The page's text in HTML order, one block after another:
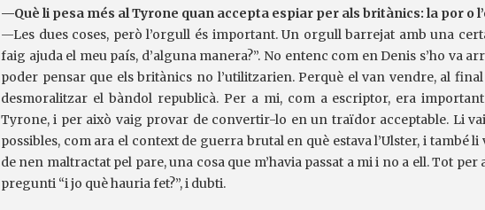
—Què li pesa més al Tyrone quan accepta espiar per als britànics: la por o
—Les dues coses, però l’orgull és important. Un orgull barrejat amb una
faig ajuda el meu país, d’alguna manera?”. No entenc com en Denis s’ho va
poder pensar que els britànics no l’utilitzarien. Perquè el van vendre, al
desmoralitzar el bàndol republicà. Per a mi, com a escriptor, era
Tyrone, i per això vaig provar de convertir-lo en un traïdor acceptable. Li
possibles, com ara el context de guerra brutal en què estava l’Ulster, i també
de nen maltractat pel pare, una cosa que m’havia passat a mi i no a ell. Tot
pregunti “i jo què hauria fet?”, i dubti.